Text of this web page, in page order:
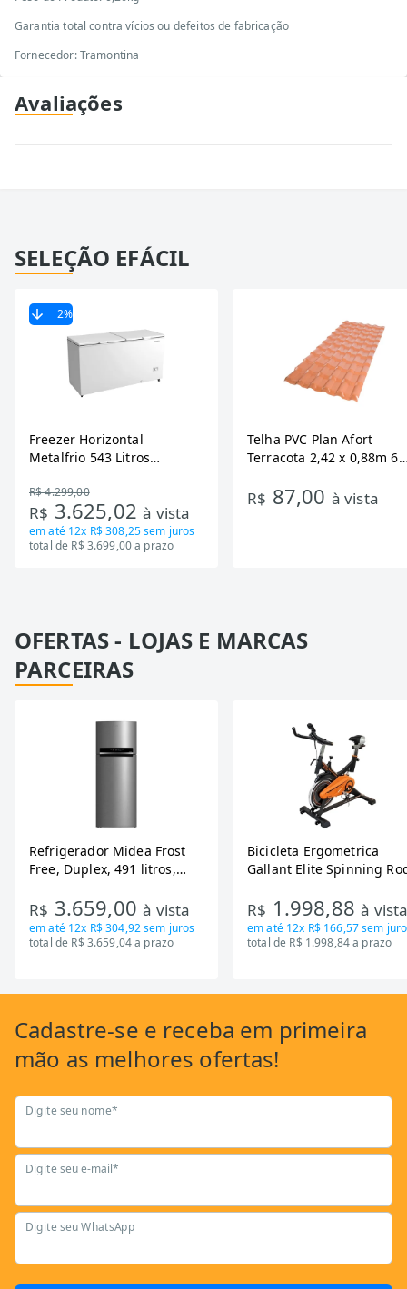
Garantia total contra vícios ou defeitos de fabricação
Fornecedor: Tramontina
Avaliações
SELEÇÃO EFÁCIL
2%
Freezer Horizontal
Metalfrio 543 Litros
Tecnologia Inverter, Branco,
Bivolt
R$ 4.299,00
R$ 3.625,02à vista
em até 12x R$ 308,25sem juros
total de R$ 3.699,00 a prazo
Telha PVC Plan Afort
Terracota 2,42 x 0,88m 6
R$ 87,00 à vista
OFERTAS - LOJAS E MARCAS
PARCEIRAS
Refrigerador Midea Frost
Free, Duplex, 491 litros,
RT650EVK463)
R$ 3.659,00à vista
em até 12x R$ 304,92sem juros
total de R$ 3.659,04 a prazo
Bicicleta Ergometrica
Gallant Elite Spinning
Mecanica GSB13HBTA-PT
R$ 1.998,88à
em até 12x R$ 166,57sem
total de R$ 1.998,84 a prazo
Cadastre-se e receba em primeira
mão as melhores ofertas!
Digite seu nome*
Digite seu e-mail*
Digite seu WhatsApp